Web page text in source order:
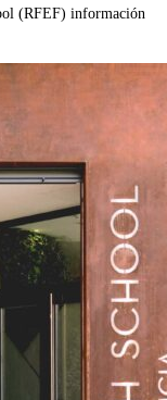
(RFEF) información